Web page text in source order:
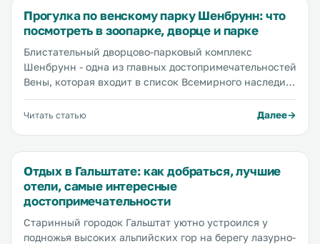
Прогулка по венскому парку Шенбрунн: что
посмотреть в зоопарке, дворце и парке
Блистательный дворцово-парковый комплекс
Шенбрунн - одна из главных достопримечательностей
Вены, которая входит в список Всемирного наследия
ЮНЕСКО. На территории бывшей летней резиденции
императорской семьи Габсбургов расположен
ценность которого - удивительные панды.
Рассказываем, что куда сходить и что посмотреть в
Шенбрунн, сколько стоят входные билеты и где
остановиться поблизости.
Читать статью Далее
Отдых в Гальштате: как добраться, лучшие
отели, самые интересные
достопримечательности
Старинный городок Гальштат уютно устроился у
подножья высоких альпийских гор на берегу лазурно-